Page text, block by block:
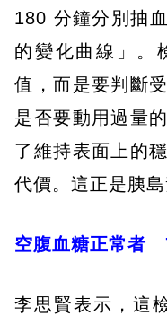
180 分鐘分別抽
的變化曲線」。
值，而是要判斷
是否要動用過量
了維持表面上的
代價。這正是胰
空腹血糖正常者
李思賢表示，這